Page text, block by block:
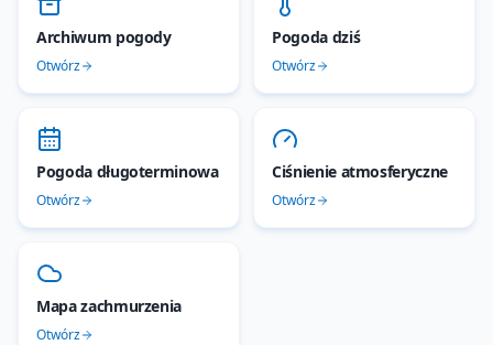
Archiwum pogody
Otwórz
Pogoda dziś
Otwórz
Pogoda długoterminowa
Otwórz
Ciśnienie atmosferyczne
Otwórz
Mapa zachmurzenia
Otwórz